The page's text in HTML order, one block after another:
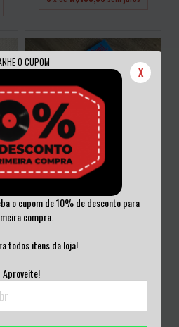
O CUPOM
X
o cupom de 10% de desconto para
compra.
todos itens da loja!
Aproveite!
SEPULTURA - SCHIZOPHRENIA VINIL
R$280,00